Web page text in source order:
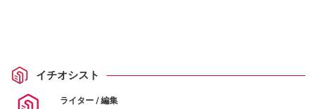
イチオシスト
ライター / 編集